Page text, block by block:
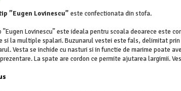
”Eugen Lovinescu” este confectionata din stofa.
Lovinescu” este ideala pentru scoala deoarece este
si la multiple spalari. Buzunarul vestei este fals, delimitat
Vesta se inchide cu nasturi si in functie de marime poate
La spate are cordon ce permite ajutarea largimii.